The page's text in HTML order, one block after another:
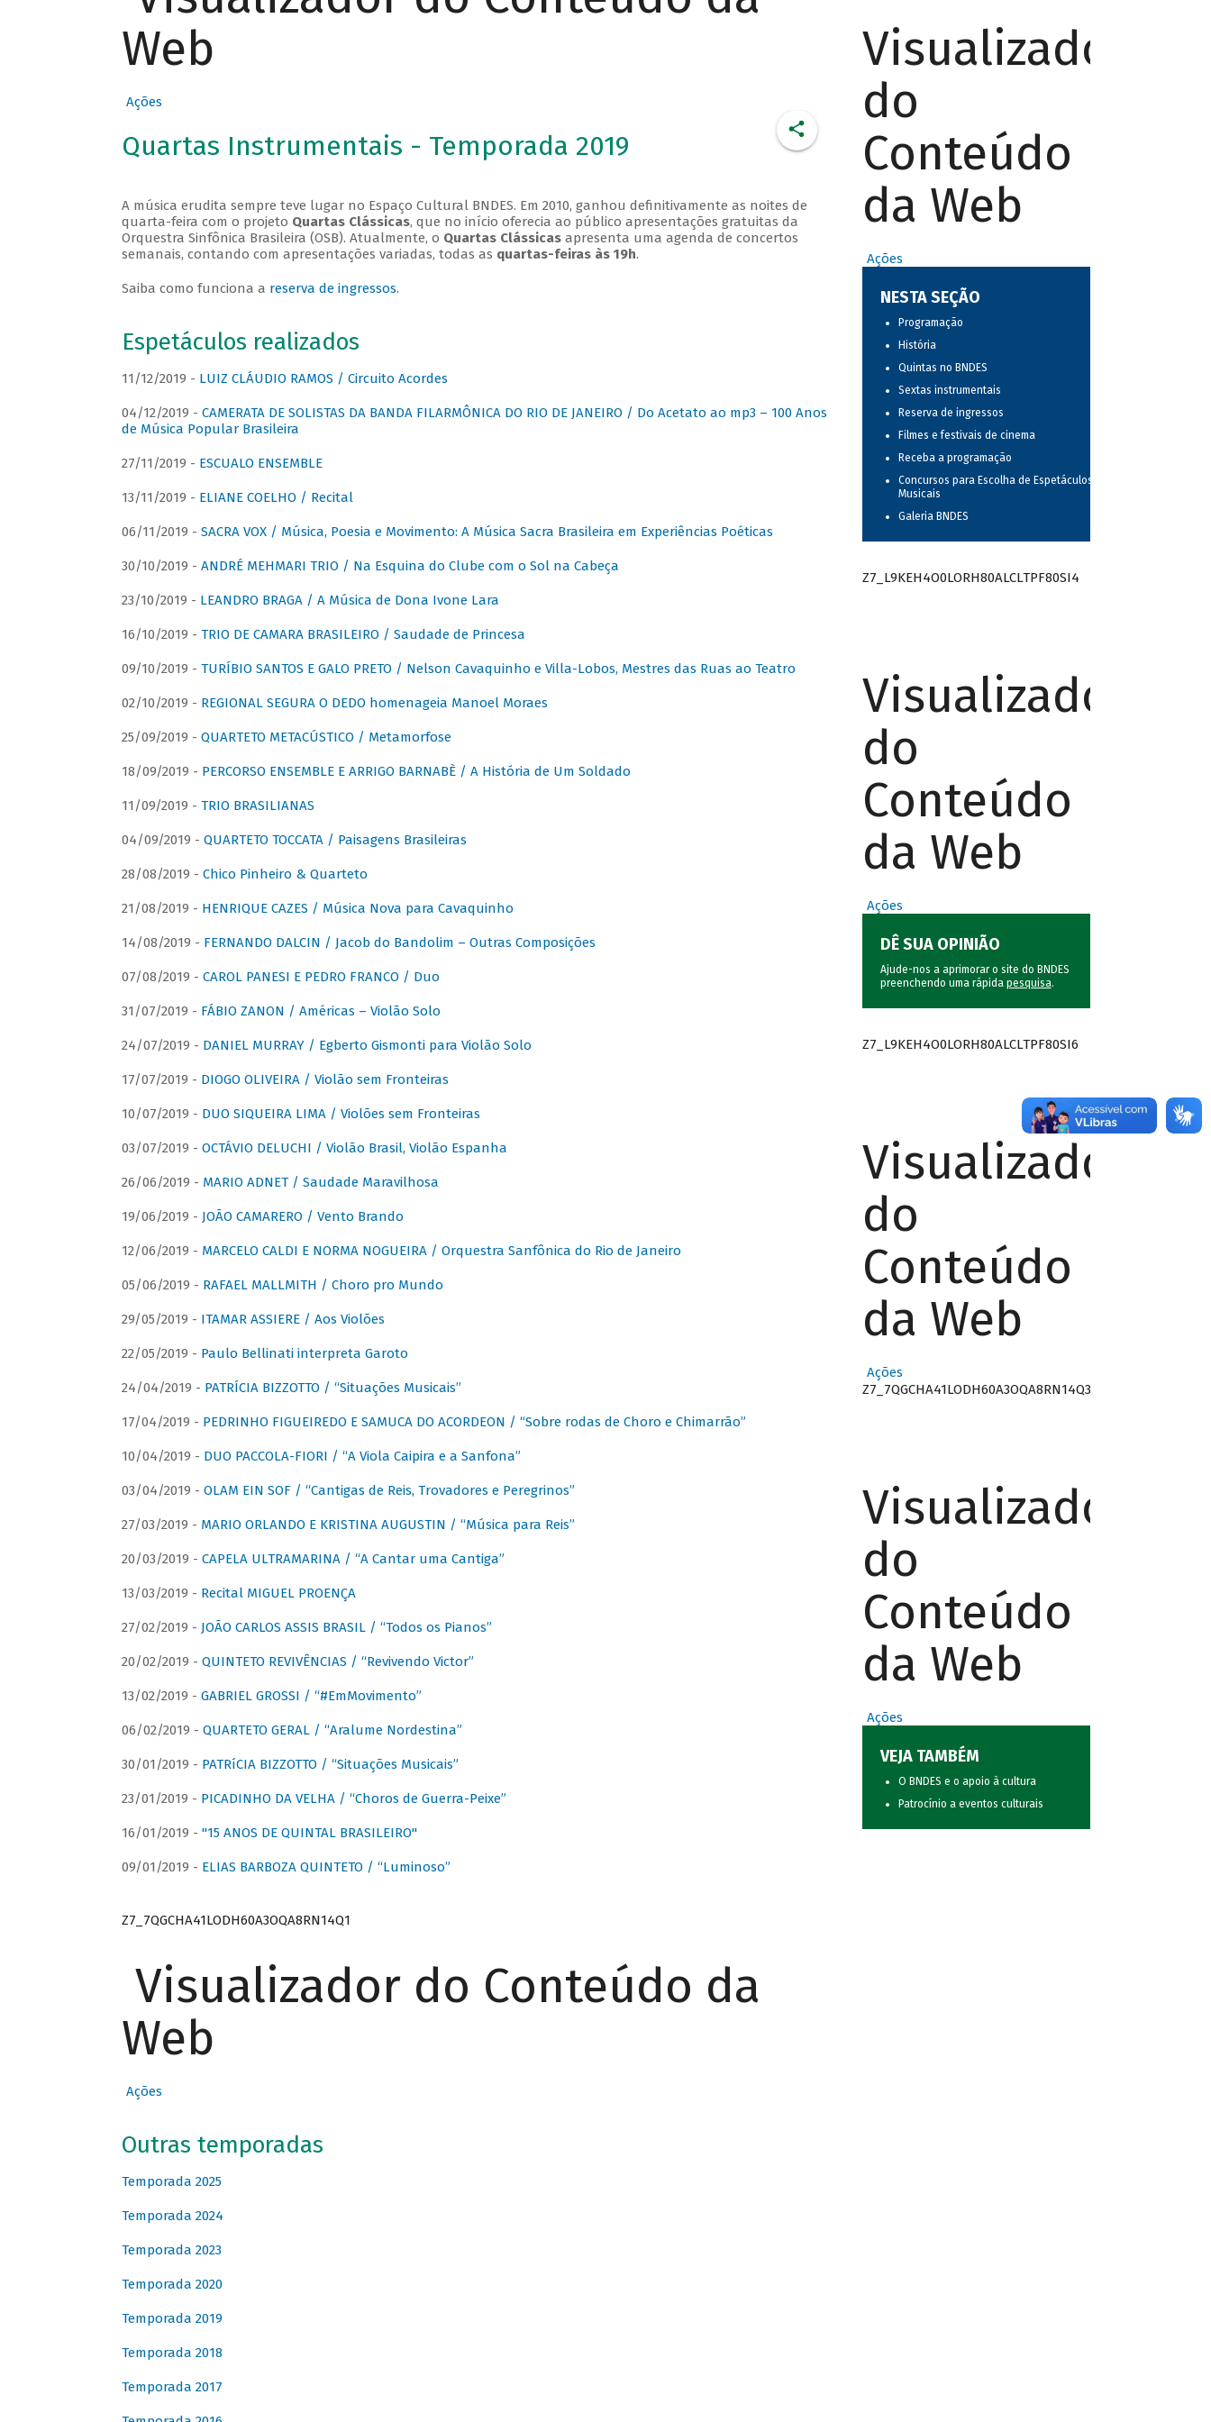
Web
Ações
Quartas Instrumentais - Temporada 2019
A música erudita sempre teve lugar no Espaço Cultural BNDES. Em 2010, ganhou definitivamente as noites de
quarta-feira com o projeto Quartas Clássicas, que no início oferecia ao público apresentações gratuitas da
Orquestra Sinfônica Brasileira (OSB). Atualmente, o Quartas Clássicasapresenta uma agenda de concertos
semanais, contando com apresentações variadas, todas as quartas-feiras às 19h.
Saiba como funciona a reserva de ingressos.
Espetáculos realizados
11/12/2019 - LUIZ CLÁUDIO RAMOS / Circuito Acordes
04/12/2019 - CAMERATA DE SOLISTAS DA BANDA FILARMÔNICA DO RIO DE JANEIRO / Do Acetato ao mp3 – 100 Anos
de Música Popular Brasileira
27/11/2019 - ESCUALO ENSEMBLE
13/11/2019 - ELIANE COELHO / Recital
06/11/2019 - SACRA VOX / Música, Poesia e Movimento: A Música Sacra Brasileira em Experiências Poéticas
30/10/2019 - ANDRÉ MEHMARI TRIO / Na Esquina do Clube com o Sol na Cabeça
23/10/2019 - LEANDRO BRAGA / A Música de Dona Ivone Lara
16/10/2019 - TRIO DE CAMARA BRASILEIRO / Saudade de Princesa
09/10/2019 - TURÍBIO SANTOS E GALO PRETO / Nelson Cavaquinho e Villa-Lobos, Mestres das Ruas ao Teatro
02/10/2019 - REGIONAL SEGURA O DEDO homenageia Manoel Moraes
25/09/2019 - QUARTETO METACÚSTICO / Metamorfose
18/09/2019 - PERCORSO ENSEMBLE E ARRIGO BARNABÈ / A História de Um Soldado
11/09/2019 - TRIO BRASILIANAS
04/09/2019 - QUARTETO TOCCATA / Paisagens Brasileiras
28/08/2019 - Chico Pinheiro & Quarteto
21/08/2019 - HENRIQUE CAZES / Música Nova para Cavaquinho
14/08/2019 - FERNANDO DALCIN / Jacob do Bandolim – Outras Composições
07/08/2019 - CAROL PANESI E PEDRO FRANCO / Duo
31/07/2019 - FÁBIO ZANON / Américas – Violão Solo
24/07/2019 - DANIEL MURRAY / Egberto Gismonti para Violão Solo
17/07/2019 - DIOGO OLIVEIRA / Violão sem Fronteiras
10/07/2019 - DUO SIQUEIRA LIMA / Violões sem Fronteiras
03/07/2019 - OCTÁVIO DELUCHI / Violão Brasil, Violão Espanha
26/06/2019 - MARIO ADNET / Saudade Maravilhosa
19/06/2019 - JOÃO CAMARERO / Vento Brando
12/06/2019 - MARCELO CALDI E NORMA NOGUEIRA / Orquestra Sanfônica do Rio de Janeiro
05/06/2019 - RAFAEL MALLMITH / Choro pro Mundo
29/05/2019 - ITAMAR ASSIERE / Aos Violões
22/05/2019 - Paulo Bellinati interpreta Garoto
24/04/2019 - PATRÍCIA BIZZOTTO / “Situações Musicais”
17/04/2019 - PEDRINHO FIGUEIREDO E SAMUCA DO ACORDEON / “Sobre rodas de Choro e Chimarrão”
10/04/2019 - DUO PACCOLA-FIORI / “A Viola Caipira e a Sanfona”
03/04/2019 - OLAM EIN SOF / “Cantigas de Reis, Trovadores e Peregrinos”
27/03/2019 - MARIO ORLANDO E KRISTINA AUGUSTIN / “Música para Reis”
20/03/2019 - CAPELA ULTRAMARINA / “A Cantar uma Cantiga”
13/03/2019 - Recital MIGUEL PROENÇA
27/02/2019 - JOÃO CARLOS ASSIS BRASIL / “Todos os Pianos”
20/02/2019 - QUINTETO REVIVÊNCIAS / “Revivendo Victor”
13/02/2019 - GABRIEL GROSSI / “#EmMovimento”
06/02/2019 - QUARTETO GERAL / “Aralume Nordestina”
30/01/2019 - PATRíCIA BIZZOTTO / “Situações Musicais”
23/01/2019 - PICADINHO DA VELHA / “Choros de Guerra-Peixe”
16/01/2019 - "15 ANOS DE QUINTAL BRASILEIRO"
09/01/2019 - ELIAS BARBOZA QUINTETO / “Luminoso”
Z7_7QGCHA41LODH60A3OQA8RN14Q1
Visualizador do Conteúdo da
Web
Ações
Outras temporadas
Temporada 2025
Temporada 2024
Temporada 2023
Temporada 2020
Temporada 2019
Temporada 2018
Temporada 2017
Visualizador
do
Conteúdo
da Web
Ações
NESTA SEÇÃO
Programação
História
Quintas no BNDES
Sextas instrumentais
Reserva de ingressos
Filmes e festivais de cinema
Receba a programação
Concursos para Escolha de Espetáculos
Musicais
Galeria BNDES
Z7_L9KEH4O0LORH80ALCLTPF80SI4
Visualizador
do
Conteúdo
da Web
Ações
DÊ SUA OPINIÃO
Ajude-nos a aprimorar o site do BNDES
preenchendo uma rápida pesquisa.
Z7_L9KEH4O0LORH80ALCLTPF80SI6
Visualizador
do
Conteúdo
da Web
Ações
Z7_7QGCHA41LODH60A3OQA8RN14Q3
Visualizador
do
Conteúdo
da Web
Ações
VEJA TAMBÉM
O BNDES e o apoio à cultura
Patrocínio a eventos culturais